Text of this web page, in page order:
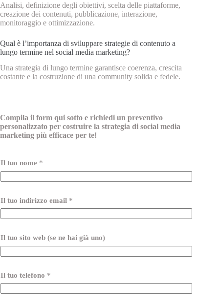
Analisi, definizione degli obiettivi, scelta delle piattaforme,
creazione dei contenuti, pubblicazione, interazione,
monitoraggio e ottimizzazione.
Qual è l’importanza di sviluppare strategie di contenuto a
lungo termine nel social media marketing?
Una strategia di lungo termine garantisce coerenza, crescita
costante e la costruzione di una community solida e fedele.
Compila il form qui sotto e richiedi un preventivo
personalizzato per costruire la strategia di social media
marketing più efficace per te!
Il tuo nome *
Il tuo indirizzo email *
Il tuo sito web (se ne hai già uno)
Il tuo telefono *